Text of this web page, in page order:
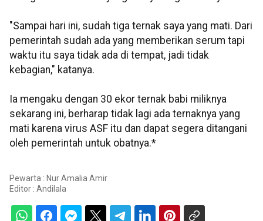
"Sampai hari ini, sudah tiga ternak saya yang mati. Dari
pemerintah sudah ada yang memberikan serum tapi
waktu itu saya tidak ada di tempat, jadi tidak
kebagian," katanya.
Ia mengaku dengan 30 ekor ternak babi miliknya
sekarang ini, berharap tidak lagi ada ternaknya yang
mati karena virus ASF itu dan dapat segera ditangani
oleh pemerintah untuk obatnya.*
Pewarta : Nur Amalia Amir
Editor : Andilala